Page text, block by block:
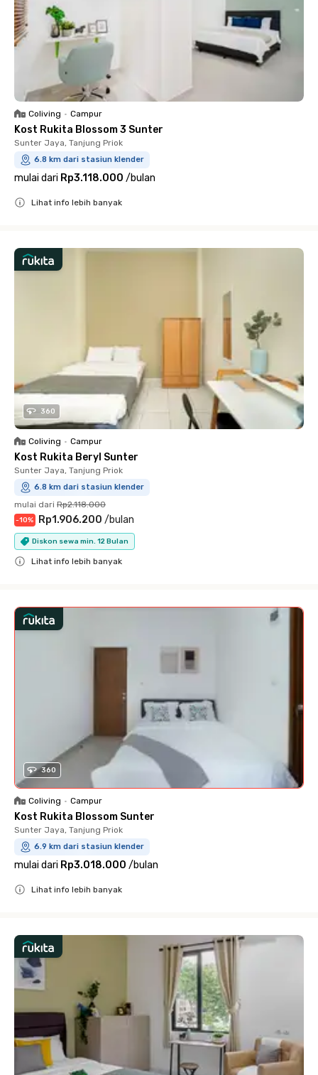
Coliving • Campur
Kost Rukita Blossom 3 Sunter
Sunter Jaya, Tanjung Priok
6.8 km dari stasiun klender
mulai dari Rp3.118.000 /bulan
Lihat info lebih banyak
360
Coliving • Campur
Kost Rukita Beryl Sunter
Sunter Jaya, Tanjung Priok
6.8 km dari stasiun klender
mulai dari Rp2.118.000
-10% Rp1.906.200 /bulan
Diskon sewa min. 12 Bulan
Lihat info lebih banyak
360
Coliving • Campur
Kost Rukita Blossom Sunter
Sunter Jaya, Tanjung Priok
6.9 km dari stasiun klender
mulai dari Rp3.018.000 /bulan
Lihat info lebih banyak